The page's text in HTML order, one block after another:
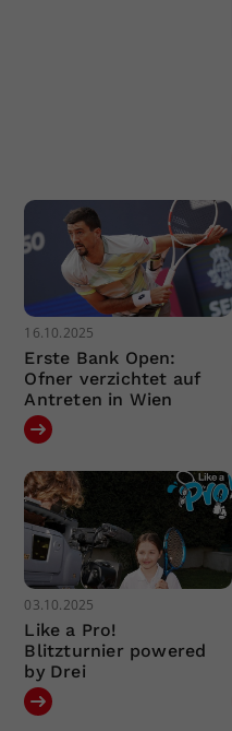
16.10.2025
Erste Bank Open:
Ofner verzichtet auf
Antreten in Wien
03.10.2025
Like a Pro!
Blitzturnier powered
by Drei